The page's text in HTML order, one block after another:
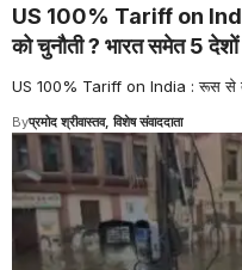
US 100% Tariff on
को चुनौती ? भारत समेत 5
US 100% Tariff on India : रूस से
Byप्रमोद श्रीवास्तव, विशेष संवाददाता